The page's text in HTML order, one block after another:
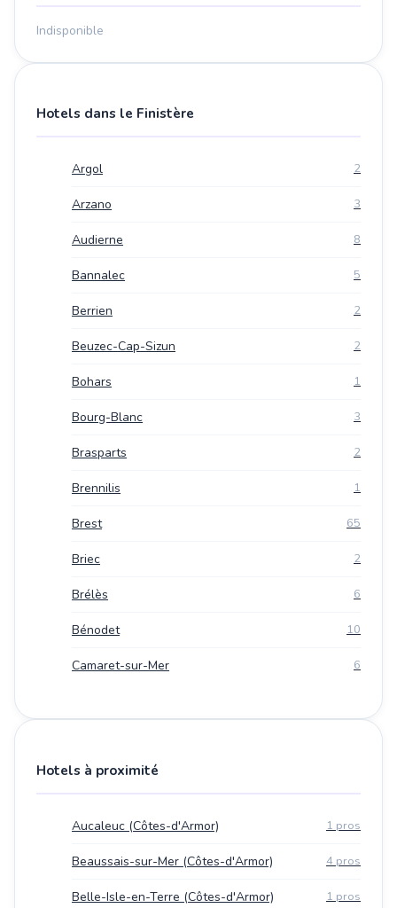
Indisponible
Hotels dans le Finistère
Argol 2
Arzano 3
Audierne 8
Bannalec 5
Berrien 2
Beuzec-Cap-Sizun 2
Bohars 1
Bourg-Blanc 3
Brasparts 2
Brennilis 1
Brest 65
Briec 2
Brélès 6
Bénodet 10
Camaret-sur-Mer 6
Hotels à proximité
Aucaleuc (Côtes-d'Armor) 1 pros
Beaussais-sur-Mer (Côtes-d'Armor) 4 pros
Belle-Isle-en-Terre (Côtes-d'Armor) 1 pros